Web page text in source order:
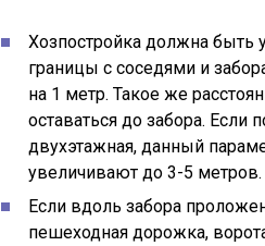
Хозпостройка должна быть
границы с соседями и
на 1 метр. Такое же
оставаться до забора. Если
двухэтажная, данный
увеличивают до 3-5 метров.
Если вдоль забора
пешеходная дорожка,